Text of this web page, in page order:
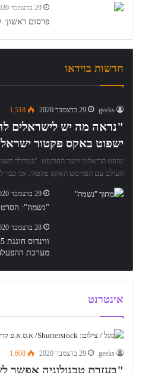
29 בדצמבר 2020
פרסום ראשון:
חדשות בוידאו
geeks 29 בדצמבר 2020 1,518
"נראה מה יש לישראלים
ישפוט באקס פקטור ישראל
שופט הריאלטי ויוצר הפורמט: "במהלך
העולם עם הפורמט האקס פקטור. אני כבר
29 בדצמבר 2020
"נשמה": הסרט
28 בדצמבר 2020
מערכת
אינטרנט
geeks 29 בדצמבר 2020 1,608